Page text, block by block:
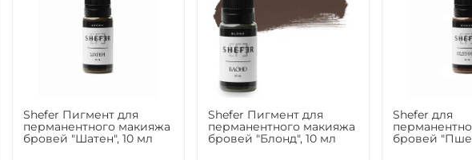
Shefer Пигмент для
перманентного макияжа
бровей "Шатен", 10 мл
Shefer Пигмент для
перманентного макияжа
бровей "Блонд", 10 мл
Shefer для
бровей